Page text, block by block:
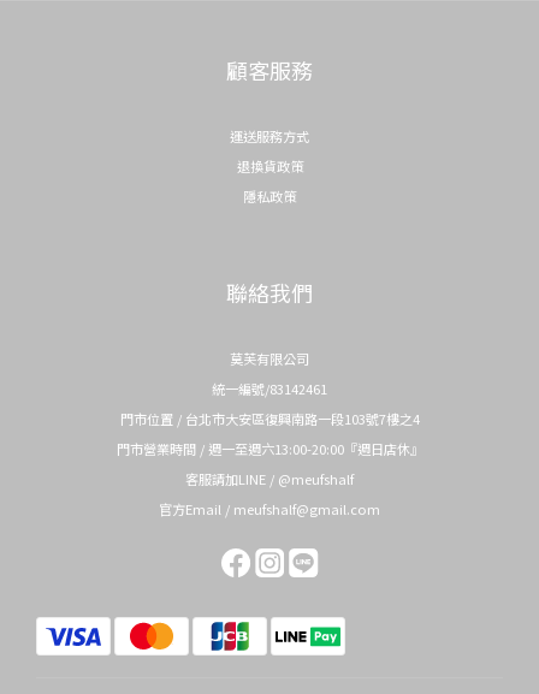
顧客服務
運送服務方式
退換貨政策
隱私政策
聯絡我們
莫芙有限公司
統一編號/83142461
門市位置 / 台北市大安區復興南路一段103號7樓之4
門市營業時間 / 週一至週六13:00-20:00『週日店休』
客服請加LINE / @meufshalf
官方Email / meufshalf@gmail.com